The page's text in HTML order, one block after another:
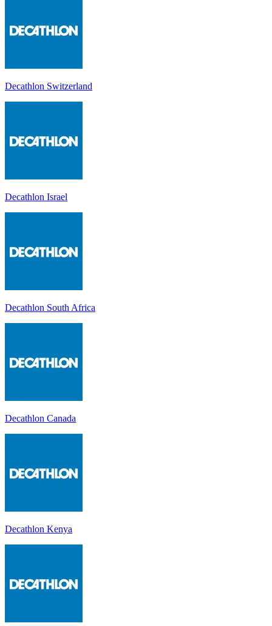
Decathlon Switzerland
Decathlon Israel
Decathlon South Africa
Decathlon Canada
Decathlon Kenya